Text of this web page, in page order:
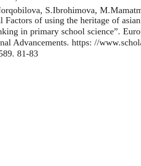
S.Ibrohimova,
Factors of using the heritage of
in primary school science”.
Advancements. https: //
81-83